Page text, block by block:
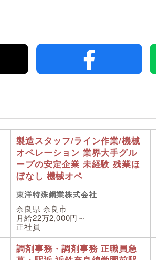
製造スタッフ/ライン作業/機械
オペレーション 業界大手グル
ープの安定企業 未経験 残業ほ
ぼなし 機械オペ
東洋特殊鋼業株式会社
奈良県 奈良市
月給22万2,000円～
正社員
調剤事務・調剤事務 正職員急